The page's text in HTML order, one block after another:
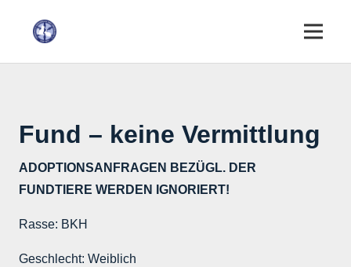
Fund – keine Vermittlung
ADOPTIONSANFRAGEN BEZÜGL. DER
FUNDTIERE WERDEN IGNORIERT!
Rasse: BKH
Geschlecht: Weiblich